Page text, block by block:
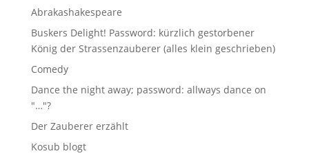
Abrakashakespeare
Buskers Delight! Password: kürzlich gestorbener
König der Strassenzauberer (alles klein geschrieben)
Comedy
Dance the night away; password: allways dance on
"…"?
Der Zauberer erzählt
Kosub blogt